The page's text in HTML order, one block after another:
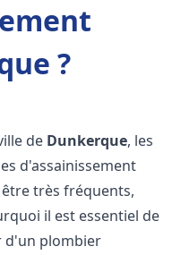
?
de Dunkerque, les
d'assainissement
très fréquents,
il est essentiel de
d'un plombier